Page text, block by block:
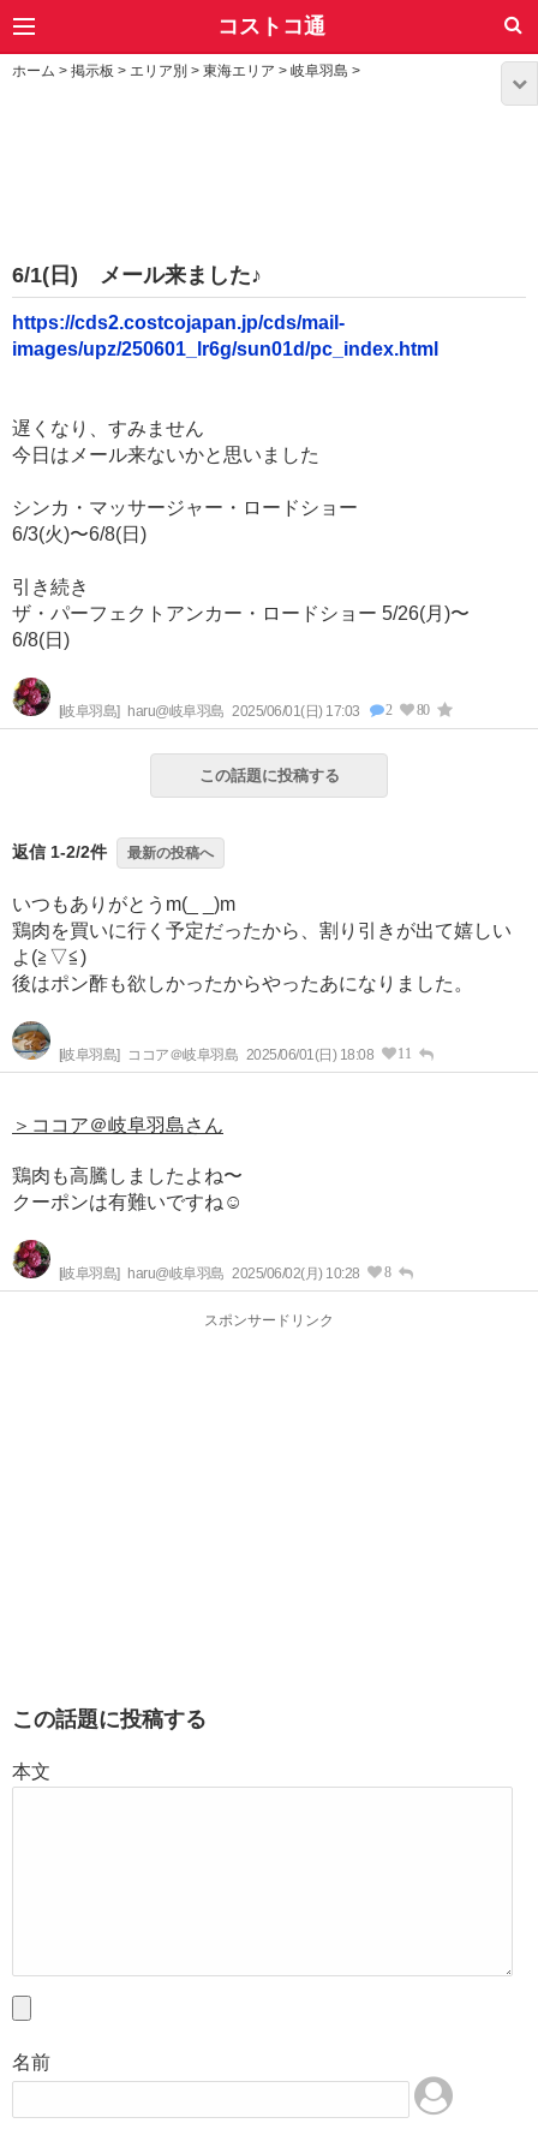
コストコ通
ホーム > 掲示板 > エリア別 > 東海エリア > 岐阜羽島 >
6/1(日) メール来ました♪
https://cds2.costcojapan.jp/cds/mail-
images/upz/250601_lr6g/sun01d/pc_index.html
遅くなり、すみません
今日はメール来ないかと思いました
シンカ・マッサージャー・ロードショー
6/3(火)〜6/8(日)
引き続き
ザ・パーフェクトアンカー・ロードショー 5/26(月)〜
6/8(日)
[岐阜羽島] haru@岐阜羽島 2025/06/01(日) 17:03 2 80
この話題に投稿する
返信 1-2/2件 最新の投稿へ
いつもありがとうm(_ _)m
鶏肉を買いに行く予定だったから、割り引きが出て嬉しい
よ(⁠≧⁠▽⁠≦⁠)
後はポン酢も欲しかったからやったあになりました。
[岐阜羽島] ココア＠岐阜羽島 2025/06/01(日) 18:08 11
＞ココア＠岐阜羽島さん
鶏肉も高騰しましたよね〜
クーポンは有難いですね☺️
[岐阜羽島] haru@岐阜羽島 2025/06/02(月) 10:28 8
スポンサードリンク
この話題に投稿する
本文
名前